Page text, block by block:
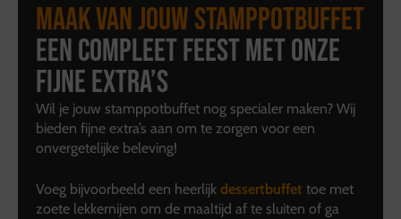
Maak van jouw stamppotbuffet
een compleet feest met onze
fijne extra’s
Wil je jouw stamppotbuffet nog specialer maken? Wij
bieden fijne extra’s aan om te zorgen voor een
onvergetelijke beleving!
Voeg bijvoorbeeld een heerlijk dessertbuffet toe met
zoete lekkernijen om de maaltijd af te sluiten of ga